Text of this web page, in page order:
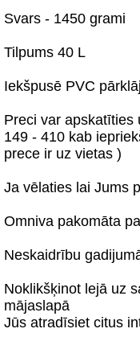
Svars - 1450 grami
Tilpums 40 L
Iekšpusē PVC
Preci var apskatīties
149 - 410 kab
prece ir uz vietas )
Ja vēlaties lai Jums
Omniva pakomāta
Neskaidrību
Noklikšķinot lejā uz
mājaslapā
Jūs atradīsiet citus